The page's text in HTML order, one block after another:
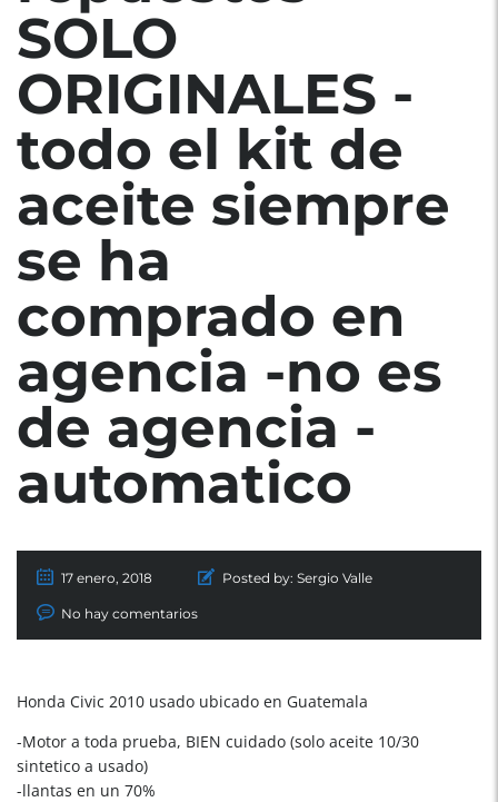
SOLO
ORIGINALES -
todo el kit de
aceite siempre
se ha
comprado en
agencia -no es
de agencia -
automatico
17 enero, 2018 Posted by: Sergio Valle
No hay comentarios
Honda Civic 2010 usado ubicado en Guatemala
-Motor a toda prueba, BIEN cuidado (solo aceite 10/30
sintetico a usado)
-llantas en un 70%